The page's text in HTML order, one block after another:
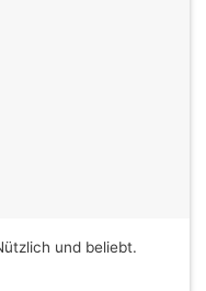
und beliebt.